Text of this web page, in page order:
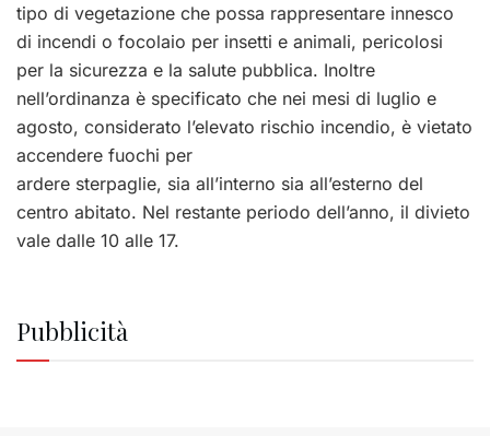
tipo di vegetazione che possa rappresentare innesco
di incendi o focolaio per insetti e animali, pericolosi
per la sicurezza e la salute pubblica. Inoltre
nell’ordinanza è specificato che nei mesi di luglio e
agosto, considerato l’elevato rischio incendio, è vietato
accendere fuochi per
ardere sterpaglie, sia all’interno sia all’esterno del
centro abitato. Nel restante periodo dell’anno, il divieto
vale dalle 10 alle 17.
Pubblicità